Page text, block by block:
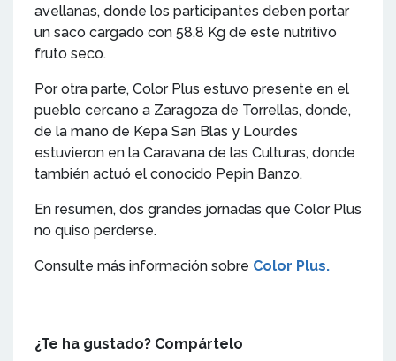
avellanas, donde los participantes deben portar
un saco cargado con 58,8 Kg de este nutritivo
fruto seco.
Por otra parte, Color Plus estuvo presente en el
pueblo cercano a Zaragoza de Torrellas, donde,
de la mano de Kepa San Blas y Lourdes
estuvieron en la Caravana de las Culturas, donde
también actuó el conocido Pepin Banzo.
En resumen, dos grandes jornadas que Color Plus
no quiso perderse.
Consulte más información sobre Color Plus.
¿Te ha gustado? Compártelo